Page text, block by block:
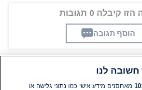
קיבלה 0 תגובות
הוסף תגובה
לנו
מאחסנים מידע אישי כמו נתוני גלישה או